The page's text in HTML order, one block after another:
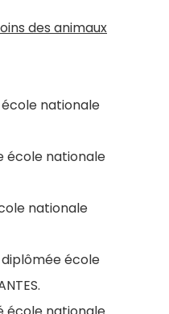
des animaux
école nationale
école nationale
nationale
diplômée école